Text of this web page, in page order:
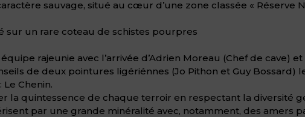
sauvage, situé au cœur d’une zone classée « Réserve
sur un rare coteau de schistes pourpres
rajeunie avec l’arrivée d’Adrien Moreau (Chef de cave)
de deux pointures ligériénnes (Jo Pithon et Guy Bossard)
Chenin.
la quintessence de chaque terroir en respectant la diversité
par une grande minéralité avec, notamment, des amers